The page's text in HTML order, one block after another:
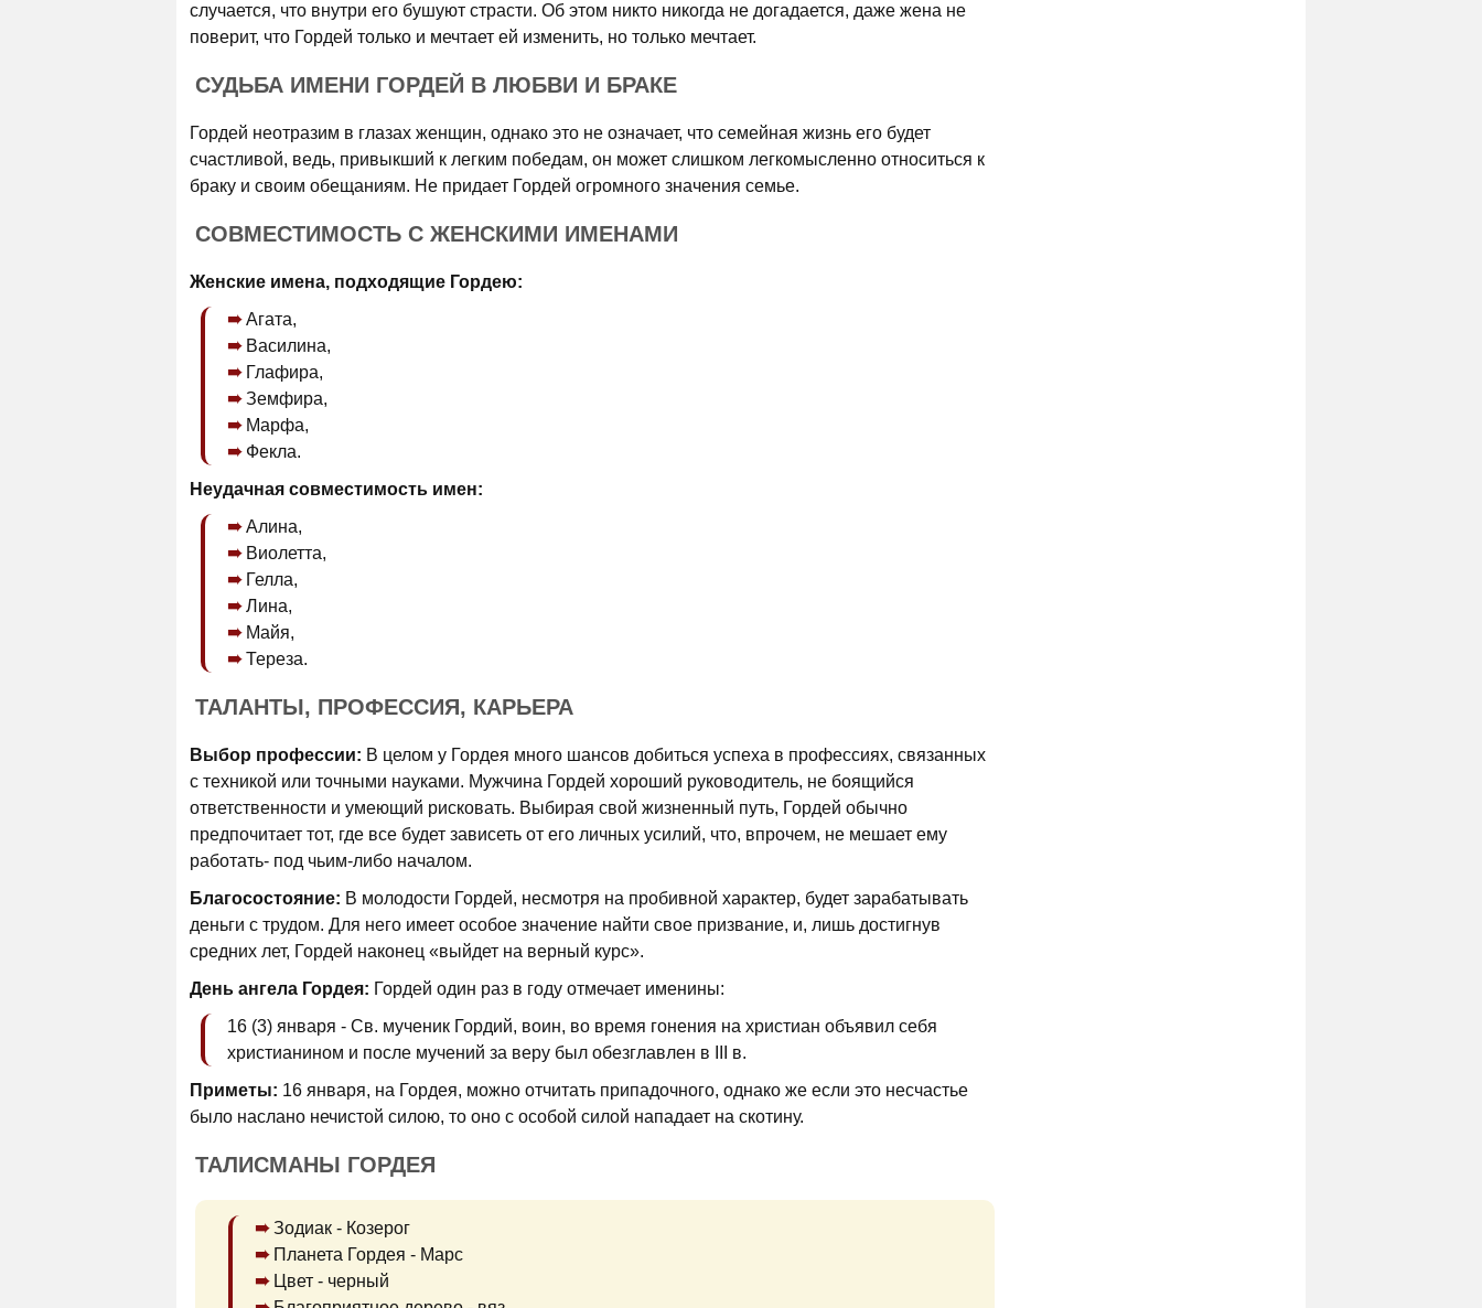
случается, что внутри его бушуют страсти. Об этом никто никогда не догадается, даже жена не
поверит, что Гордей только и мечтает ей изменить, но только мечтает.
СУДЬБА ИМЕНИ ГОРДЕЙ В ЛЮБВИ И БРАКЕ
Гордей неотразим в глазах женщин, однако это не означает, что семейная жизнь его будет
счастливой, ведь, привыкший к легким победам, он может слишком легкомысленно относиться к
браку и своим обещаниям. Не придает Гордей огромного значения семье.
СОВМЕСТИМОСТЬ С ЖЕНСКИМИ ИМЕНАМИ
Женские имена, подходящие Гордею:
Агата,
Василина,
Глафира,
Земфира,
Марфа,
Фекла.
Неудачная совместимость имен:
Алина,
Виолетта,
Гелла,
Лина,
Майя,
Тереза.
ТАЛАНТЫ, ПРОФЕССИЯ, КАРЬЕРА
Выбор профессии: В целом у Гордея много шансов добиться успеха в профессиях, связанных
с техникой или точными науками. Мужчина Гордей хороший руководитель, не боящийся
ответственности и умеющий рисковать. Выбирая свой жизненный путь, Гордей обычно
предпочитает тот, где все будет зависеть от его личных усилий, что, впрочем, не мешает ему
работать- под чьим-либо началом.
Благосостояние: В молодости Гордей, несмотря на пробивной характер, будет зарабатывать
деньги с трудом. Для него имеет особое значение найти свое призвание, и, лишь достигнув
средних лет, Гордей наконец «выйдет на верный курс».
День ангела Гордея: Гордей один раз в году отмечает именины:
16 (3) января - Св. мученик Гордий, воин, во время гонения на христиан объявил себя
христианином и после мучений за веру был обезглавлен в III в.
Приметы: 16 января, на Гордея, можно отчитать припадочного, однако же если это несчастье
было наслано нечистой силою, то оно с особой силой нападает на скотину.
ТАЛИСМАНЫ ГОРДЕЯ
Зодиак - Козерог
Планета Гордея - Марс
Цвет - черный